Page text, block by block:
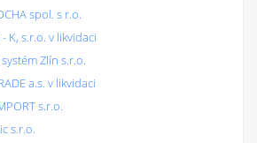
spol. s r.o.
- K, s.r.o. v likvidaci
systém Zlín s.r.o.
a.s. v likvidaci
s.r.o.
s.r.o.